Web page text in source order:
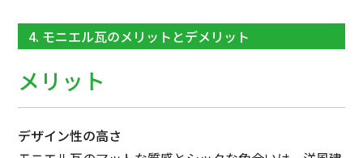
4. モニエル瓦のメリットとデメリット
メリット
デザイン性の高さ